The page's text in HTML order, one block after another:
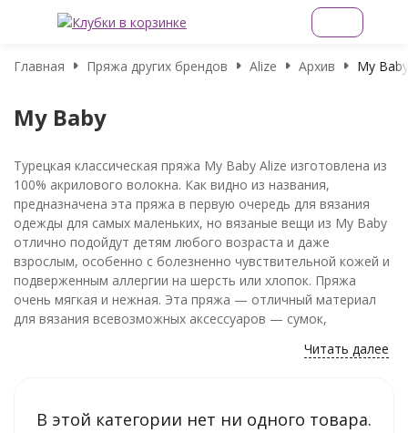
Главная Пряжа других брендов Alize Архив My Baby
My Baby
Турецкая классическая пряжа My Baby Alize изготовлена из
100% акрилового волокна. Как видно из названия,
предназначена эта пряжа в первую очередь для вязания
одежды для самых маленьких, но вязаные вещи из My Baby
отлично подойдут детям любого возраста и даже
взрослым, особенно с болезненно чувствительной кожей и
подверженным аллергии на шерсть или хлопок. Пряжа
очень мягкая и нежная. Эта пряжа — отличный материал
для вязания всевозможных аксессуаров — сумок,
замечательные вязаные игрушки для вашего малыша, акрил
Вязаная одежда из акриловой пряжи My Baby Alize тёплая и
Читать далее
В этой категории нет ни одного товара.